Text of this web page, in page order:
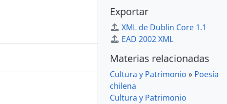
Exportar
XML de Dublin Core 1.1
EAD 2002 XML
Materias relacionadas
Cultura y Patrimonio » Poesía
chilena
Cultura y Patrimonio